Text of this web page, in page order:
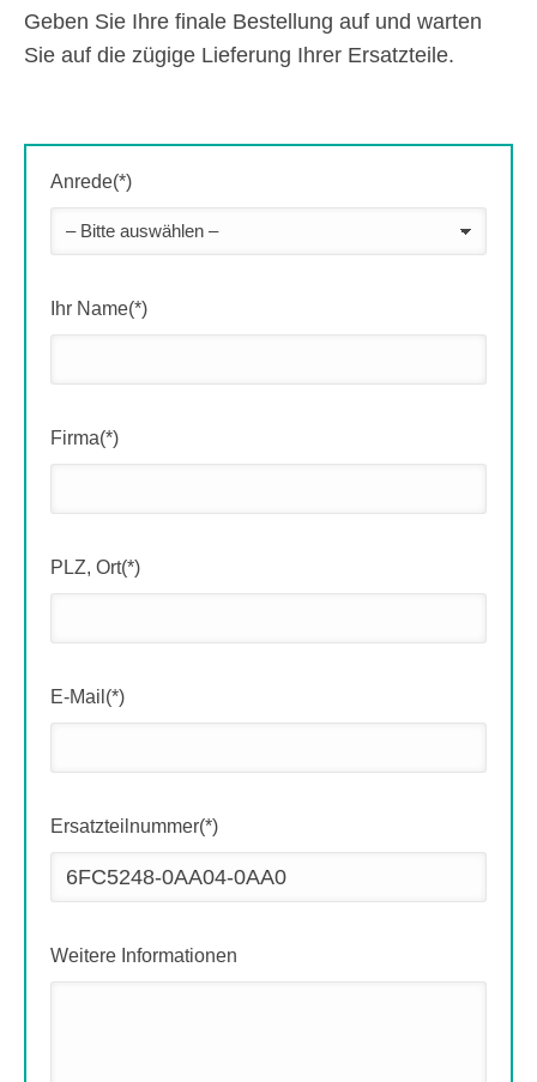
Geben Sie Ihre finale Bestellung auf und warten
Sie auf die zügige Lieferung Ihrer Ersatzteile.
Anrede(*)
Ihr Name(*)
Firma(*)
PLZ, Ort(*)
E-Mail(*)
Ersatzteilnummer(*)
Weitere Informationen